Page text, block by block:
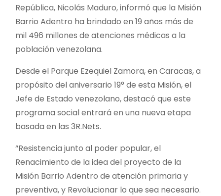
República, Nicolás Maduro, informó que la Misión
Barrio Adentro ha brindado en 19 años más de
mil 496 millones de atenciones médicas a la
población venezolana.
Desde el Parque Ezequiel Zamora, en Caracas, a
propósito del aniversario 19° de esta Misión, el
Jefe de Estado venezolano, destacó que este
programa social entrará en una nueva etapa
basada en las 3R.Nets.
“Resistencia junto al poder popular, el
Renacimiento de la idea del proyecto de la
Misión Barrio Adentro de atención primaria y
preventiva, y Revolucionar lo que sea necesario.